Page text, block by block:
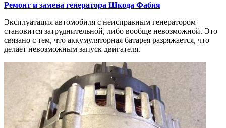
Ремонт и замена генератора Шкода Фабия
Эксплуатация автомобиля с неисправным генератором
становится затруднительной, либо вообще невозможной. Это
связано с тем, что аккумуляторная батарея разряжается, что
делает невозможным запуск двигателя.